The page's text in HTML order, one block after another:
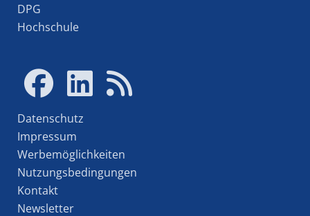
DPG
Hochschule
Datenschutz
Impressum
Werbemöglichkeiten
Nutzungsbedingungen
Kontakt
Newsletter